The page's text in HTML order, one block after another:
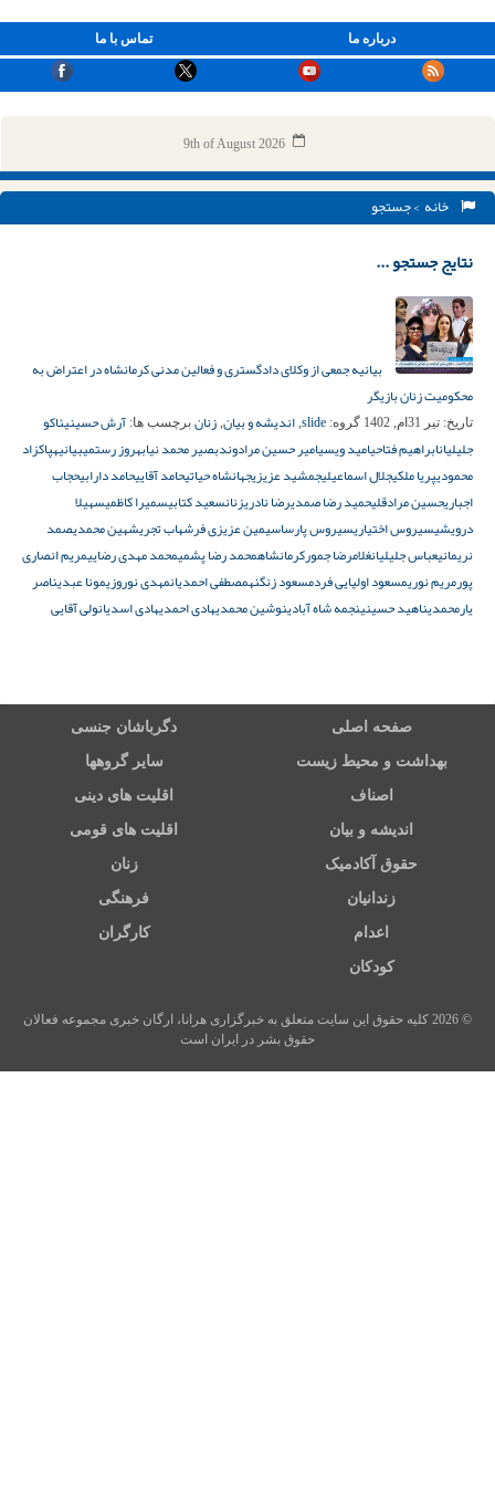
تماس با ما درباره ما
9th of August 2026
خانه > جستجو
نتایج جستجو ...
بیانیه جمعی از وکلای دادگستری و فعالین مدنی کرمانشاه در اعتراض به
محکومیت زنان بازیگر
تاریخ: تیر 31ام, 1402 گروه: slide
, اندیشه و بیان, زنان برچسب ها: آرش حسینیئاکو
جلیلیانابراهیم فتاحیامید ویسیامیر حسین مرادوندبصیر محمد نیابهروز رستمیبیانیهپاکزاد
محمودیپریا ملکیجلال اسماعیلیجمشید عزیزیجهانشاه حیاتیحامد آقاییحامد دارابیحجاب
اجباریحسین مرادقلیحمید رضا صمدیرضا نادریزنانسعید کتابیسمیرا کاظمیسهیلا
درویشیسیروس اختیاریسیروس پارساسیمین عزیزی فرشهاب تجریشهین محمدیصمد
نریمانیعباس جلیلیانغلامرضا جمورکرمانشاهمحمد رضا پشمیمحمد مهدی رضاییمریم انصاری
پورمریم نوریمسعود اولیایی فردمسعود زنگنهمصطفی احمدیانمهدی نوروزیمونا عبدیناصر
یارمحمدیناهید حسینینجمه شاه آبادینوشین محمدیهادی احمدیهادی اسدیانولی آقایی
صفحه اصلی دگرباشان جنسی
بهداشت و محیط زیست سایر گروهها
اصناف اقلیت های دینی
اندیشه و بیان اقلیت های قومی
حقوق آکادمیک زنان
زندانیان فرهنگی
اعدام کارگران
کودکان
© 2026 کلیه حقوق این سایت متعلق به خبرگزاری هرانا، ارگان خبری مجموعه فعالان
حقوق بشر در ایران است